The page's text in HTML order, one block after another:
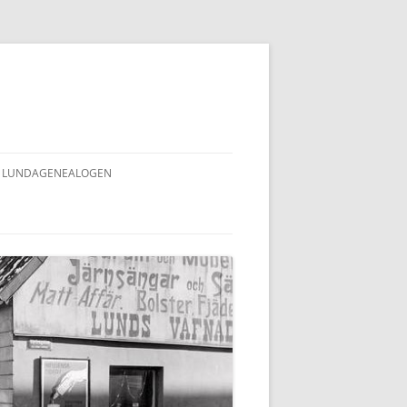
LUNDAGENEALOGEN